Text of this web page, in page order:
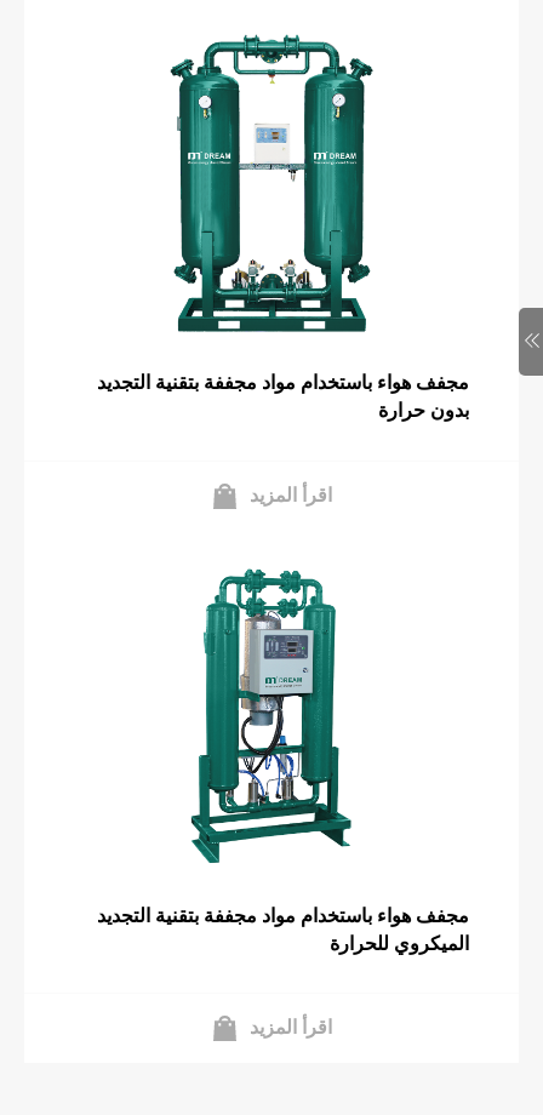
مجفف هواء باستخدام مواد مجففة بتقنية التجديد
بدون حرارة
اقرأ المزيد
مجفف هواء باستخدام مواد مجففة بتقنية التجديد
الميكروي للحرارة
اقرأ المزيد